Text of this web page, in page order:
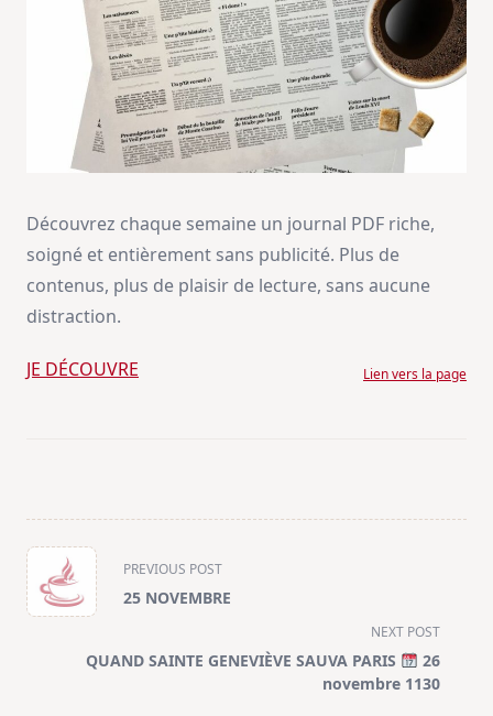
Découvrez chaque semaine un journal PDF riche,
soigné et entièrement sans publicité. Plus de
contenus, plus de plaisir de lecture, sans aucune
distraction.
JE DÉCOUVRE Lien vers la page
<span
class="nav-
subtitle
PREVIOUS POST
25 NOVEMBRE
NEXT POST
QUAND SAINTE GENEVIÈVE SAUVA PARIS
26
novembre 1130